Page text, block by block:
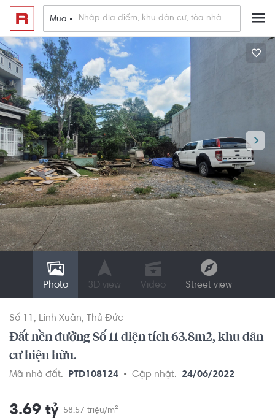
Mua •
Photo 3D view Video Street view
Số 11 Linh Xuân Thủ Đức
Đất nền đường Số 11 diện tích 63.8m2, khu dân
cư hiện hữu.
Mã nhà đất: PTD108124 Cập nhật: 24/06/2022
3.69 tỷ 58.57 triệu/m²